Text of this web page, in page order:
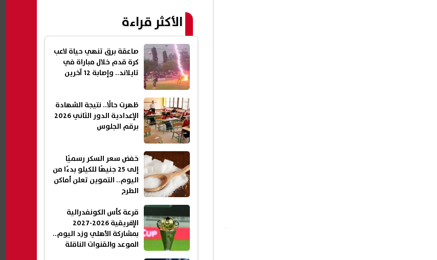
الأكثر قراءة
صاعقة برق تنهي حياة لاعب
كرة قدم خلال مباراة في
تايلاند.. وإصابة 12 آخرين
ظهرت حالًا.. نتيجة الشهادة
الإعدادية الدور الثاني 2026
برقم الجلوس
خفض سعر السكر رسميًا
إلى 25 جنيهًا للكيلو بدءًا من
اليوم.. التموين تعلن أماكن
الطرح
قرعة كأس الكونفدرالية
الإفريقية 2026-2027
بمشاركة الأهلي وزد اليوم..
الموعد والقنوات الناقلة